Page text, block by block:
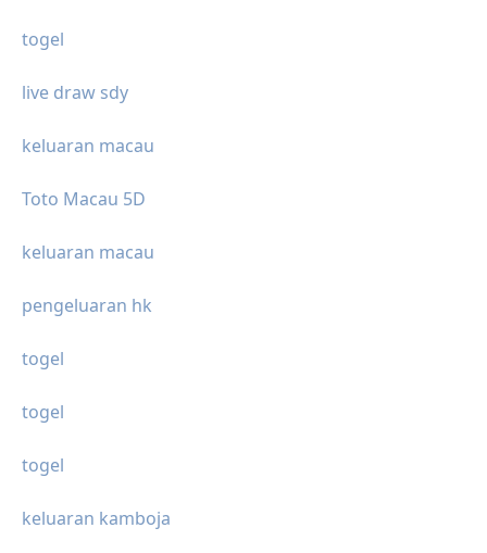
togel
live draw sdy
keluaran macau
Toto Macau 5D
keluaran macau
pengeluaran hk
togel
togel
togel
keluaran kamboja